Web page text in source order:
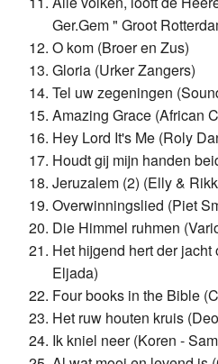
Ger.Gem " Groot
O kom (Broer en Zus)
Gloria (Urker Zangers)
Tel uw zegeningen
Amazing Grace (African
Hey Lord It's Me (Roly
Houdt gij mijn handen
Jeruzalem (2) (Elly &
Overwinningslied (Piet
Die Himmel ruhmen
Het hijgend hert der
Eljada)
Four books in the Bible
Het ruw houten kruis
Ik kniel neer (Koren -